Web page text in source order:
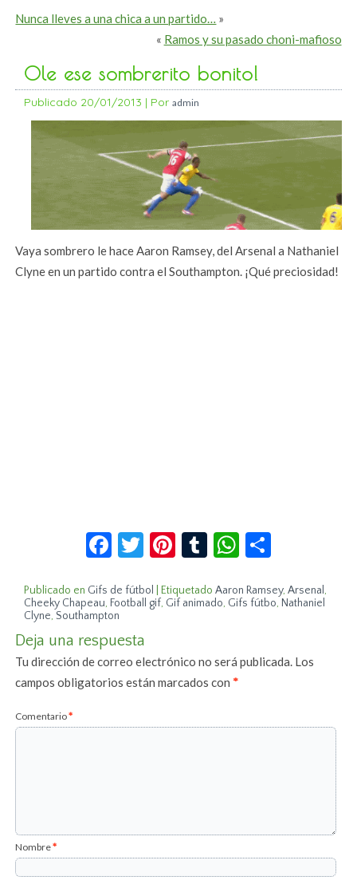
Nunca lleves a una chica a un partido… »
« Ramos y su pasado choni-mafioso
Ole ese sombrerito bonito!
Publicado 20/01/2013 | Por admin
Vaya sombrero le hace Aaron Ramsey, del Arsenal a Nathaniel
Clyne en un partido contra el Southampton. ¡Qué preciosidad!
Facebook
Twitter
Pinterest
TumblrWhatsApp
Publicado en Gifs de fútbol Etiquetado Aaron Ramsey,Arsenal ,
Cheeky Chapeau, Football gif, Gif animado, Gifs fútbo, Nathaniel
Clyne, Southampton
Deja una respuesta
Tu dirección de correo electrónico no será publicada. Los
campos obligatorios están marcados con*
Comentario*
Nombre*